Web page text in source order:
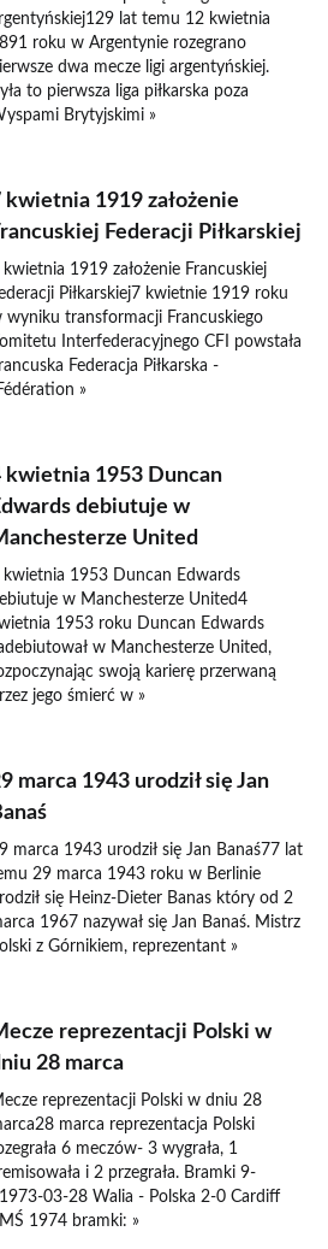
lat temu 12 kwietnia
roku w Argentynie rozegrano
dwa mecze ligi argentyńskiej.
to pierwsza liga piłkarska poza
Brytyjskimi »
kwietnia 1919 założenie
Federacji Piłkarskiej
kwietnia 1919 założenie Francuskiej
Piłkarskiej7 kwietnie 1919 roku
wyniku transformacji Francuskiego
Interfederacyjnego CFI powstała
Federacja Piłkarska -
»
kwietnia 1953 Duncan
debiutuje w
United
kwietnia 1953 Duncan Edwards
w Manchesterze United4
1953 roku Duncan Edwards
w Manchesterze United,
swoją karierę przerwaną
jego śmierć w »
marca 1943 urodził się Jan
marca 1943 urodził się Jan Banaś77 lat
29 marca 1943 roku w Berlinie
się Heinz-Dieter Banas który od 2
1967 nazywał się Jan Banaś. Mistrz
z Górnikiem, reprezentant »
reprezentacji Polski w
28 marca
reprezentacji Polski w dniu 28
marca reprezentacja Polski
6 meczów- 3 wygrała, 1
i 2 przegrała. Bramki 9-
03-28 Walia - Polska 2-0 Cardiff
1974 bramki: »